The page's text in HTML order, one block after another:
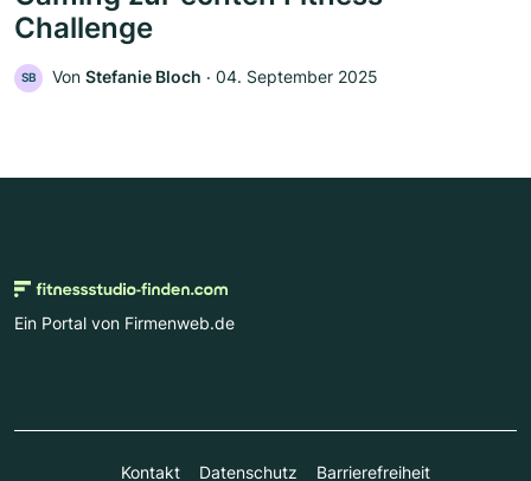
Challenge
SB Von Stefanie Bloch ‧ 04. September 2025
Ein Portal von Firmenweb.de
Kontakt Datenschutz Barrierefreiheit